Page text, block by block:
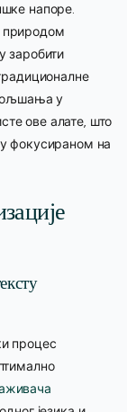
напоре.
природом
заробити
у
ове алате, што
фокусираном на
процес